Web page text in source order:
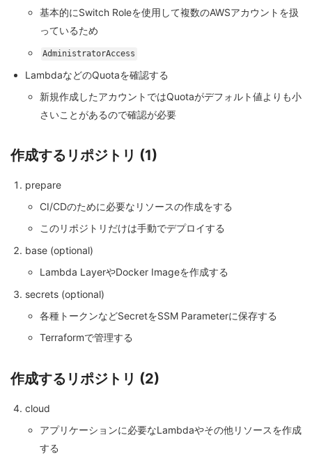
基本的にSwitch Roleを使用して複数のAWSアカウントを扱
っているため
AdministratorAccess
LambdaなどのQuotaを確認する
新規作成したアカウントではQuotaがデフォルト値よりも小
さいことがあるので確認が必要
作成するリポジトリ (1)
prepare
CI/CDのために必要なリソースの作成をする
このリポジトリだけは手動でデプロイする
base (optional)
Lambda LayerやDocker Imageを作成する
secrets (optional)
各種トークンなどSecretをSSM Parameterに保存する
Terraformで管理する
作成するリポジトリ (2)
cloud
アプリケーションに必要なLambdaやその他リソースを作成
する